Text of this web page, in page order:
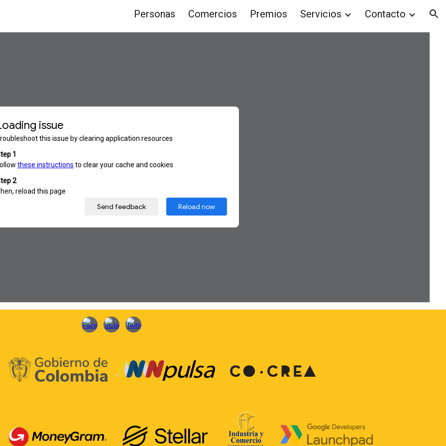
Skip to navigation
Personas Comercios Premios Servicios Contacto